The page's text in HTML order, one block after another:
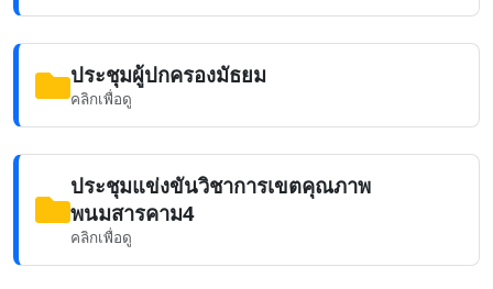
ประชุมผู้ปกครองมัธยม
คลิกเพื่อดู
ประชุมแข่งขันวิชาการเขตคุณภาพ
พนมสารคาม4
คลิกเพื่อดู